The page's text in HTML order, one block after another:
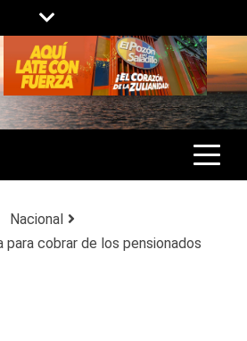
ZULIA, VENEZUELA Y
GENERAL.
Nacional
para cobrar de los pensionados